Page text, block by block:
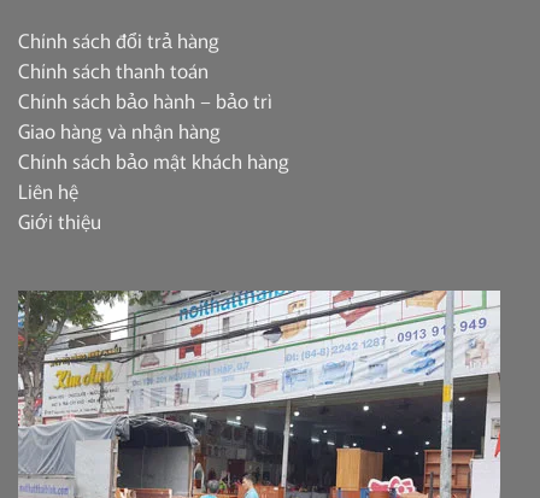
Chính sách đổi trả hàng
Chính sách thanh toán
Chính sách bảo hành – bảo trì
Giao hàng và nhận hàng
Chính sách bảo mật khách hàng
Liên hệ
Giới thiệu